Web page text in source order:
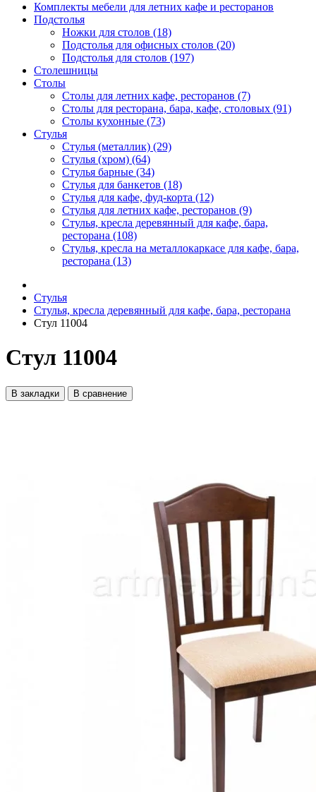
Комплекты мебели для летних кафе и ресторанов
Подстолья
Ножки для столов (18)
Подстолья для офисных столов (20)
Подстолья для столов (197)
Столешницы
Столы
Столы для летних кафе, ресторанов (7)
Столы для ресторана, бара, кафе, столовых (91)
Столы кухонные (73)
Стулья
Стулья (металлик) (29)
Стулья (хром) (64)
Стулья барные (34)
Стулья для банкетов (18)
Стулья для кафе, фуд-корта (12)
Стулья для летних кафе, ресторанов (9)
Стулья, кресла деревянный для кафе, бара,
ресторана (108)
Стулья, кресла на металлокаркасе для кафе, бара,
ресторана (13)
Стулья
Стулья, кресла деревянный для кафе, бара, ресторана
Стул 11004
Стул 11004
В закладки В сравнение